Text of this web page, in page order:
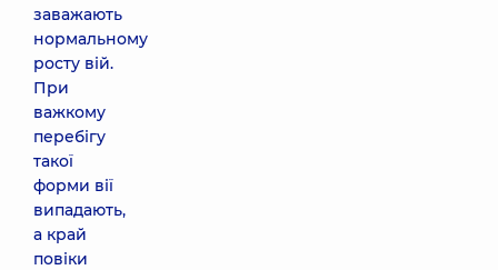
заважають
нормальному
росту вій.
При
важкому
перебігу
такої
форми вії
випадають,
а край
повіки